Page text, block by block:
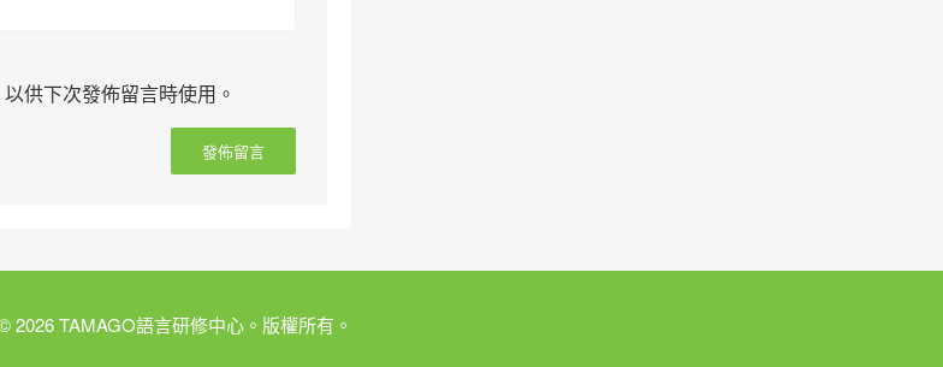
供下次發佈留言時使用。
2026 TAMAGO語言研修中心。版權所有。